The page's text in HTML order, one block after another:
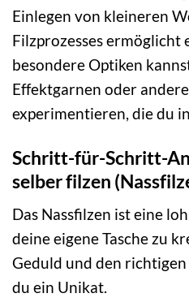
Einlegen von kleineren
Filzprozesses ermöglicht
besondere Optiken
Effektgarnen oder
experimentieren, die du
Schritt-für-Schritt-
selber filzen
Das Nassfilzen ist eine
deine eigene Tasche zu
Geduld und den
du ein Unikat.